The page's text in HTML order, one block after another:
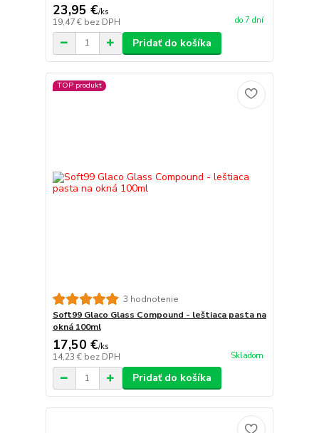
23,95 €/ks
19,47 € bez DPH do 7 dní
Pridať do košíka
TOP produkt
3 hodnotenie
Soft99 Glaco Glass Compound - leštiaca pasta na
okná 100ml
17,50 €/ks
14,23 € bez DPH Skladom
Pridať do košíka